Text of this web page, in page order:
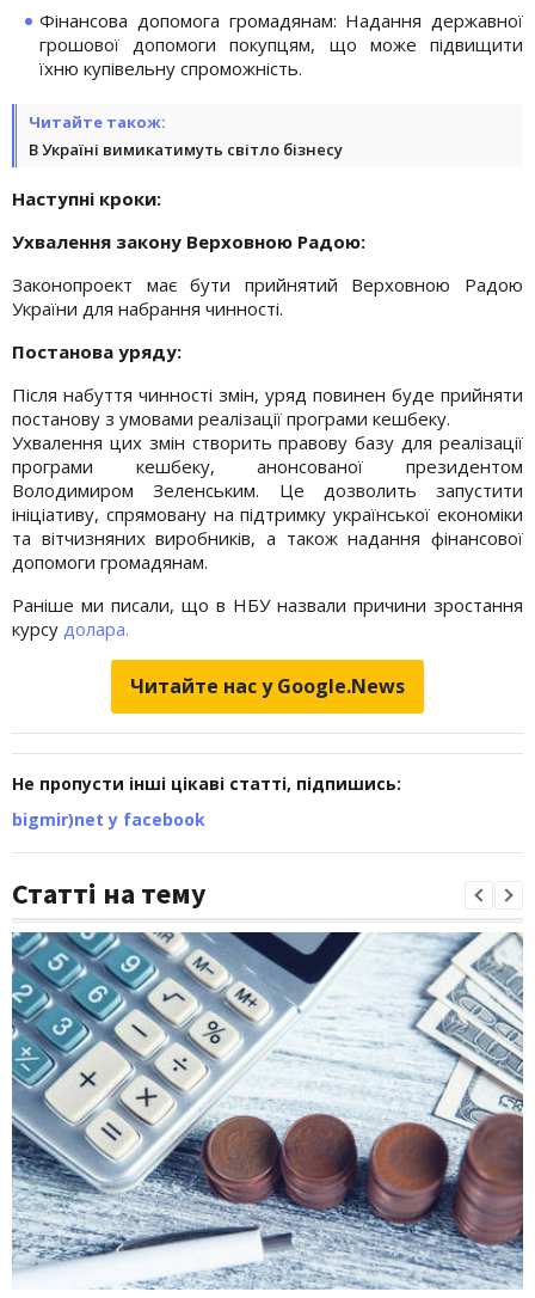
Фінансова допомога громадянам: Надання державної
грошової допомоги покупцям, що може підвищити
їхню купівельну спроможність.
Читайте також:
В Україні вимикатимуть світло бізнесу
Наступні кроки:
Ухвалення закону Верховною Радою:
Законопроект має бути прийнятий Верховною Радою
України для набрання чинності.
Постанова уряду:
Після набуття чинності змін, уряд повинен буде прийняти
постанову з умовами реалізації програми кешбеку.
Ухвалення цих змін створить правову базу для реалізації
програми кешбеку, анонсованої президентом
Володимиром Зеленським. Це дозволить запустити
ініціативу, спрямовану на підтримку української економіки
та вітчизняних виробників, а також надання фінансової
допомоги громадянам.
Раніше ми писали, що в НБУ назвали причини зростання
курсу долара.
Читайте нас у Google.News
Не пропусти інші цікаві статті, підпишись:
bigmir)net у facebook
Статті на тему